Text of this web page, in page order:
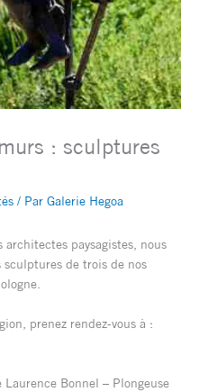
: sculptures
/ Par Galerie Hegoa
architectes paysagistes, nous
de trois de nos
prenez rendez-vous à :
Bonnel – Plongeuse